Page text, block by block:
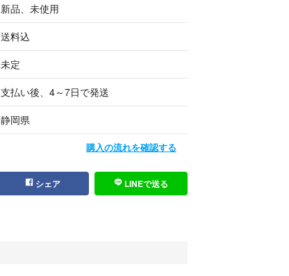
新品、未使用
送料込
未定
支払い後、4～7日で発送
静岡県
購入の流れを確認する
シェア LINEで送る